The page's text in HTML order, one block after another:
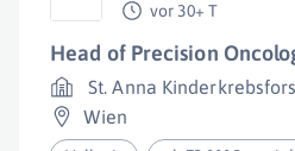
vor 30+ T
Head of Precision
St. Anna
Wien